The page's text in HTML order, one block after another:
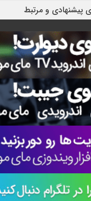
پیشنهادی و مرتبط